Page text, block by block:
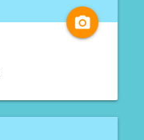
camera_alt